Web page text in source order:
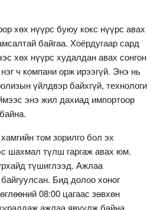
хөх нүүрс буюу кокс нүүрс авах
байгаа. Хоёрдугаар сард
хөх нүүрс худалдан авах сонгон
ч компани орж ирээгүй. Энэ нь
үйлдвэр байхгүй, технологи
энэ жил дахиад импортоор
том зорилго бол эх
шахмал түлш гаргаж авах юм.
түшиглээд. Ажлаа
Бид долоо хоног
08:00 цагаас зөвхөн
ажлаа явуулж байна.